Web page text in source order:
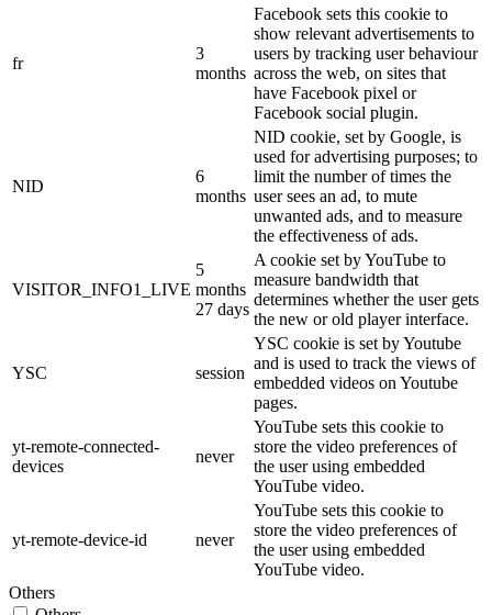
fr
3
months
Facebook sets this cookie to
show relevant advertisements to
users by tracking user behaviour
across the web, on sites that
have Facebook pixel or
Facebook social plugin.
NID
6
months
NID cookie, set by Google, is
used for advertising purposes; to
limit the number of times the
user sees an ad, to mute
unwanted ads, and to measure
the effectiveness of ads.
VISITOR_INFO1_LIVE
5
months
27 days
A cookie set by YouTube to
measure bandwidth that
determines whether the user gets
the new or old player interface.
YSC session
YSC cookie is set by Youtube
and is used to track the views of
embedded videos on Youtube
pages.
yt-remote-connected-
devices
never
YouTube sets this cookie to
store the video preferences of
the user using embedded
YouTube video.
yt-remote-device-id never
YouTube sets this cookie to
store the video preferences of
the user using embedded
YouTube video.
Others